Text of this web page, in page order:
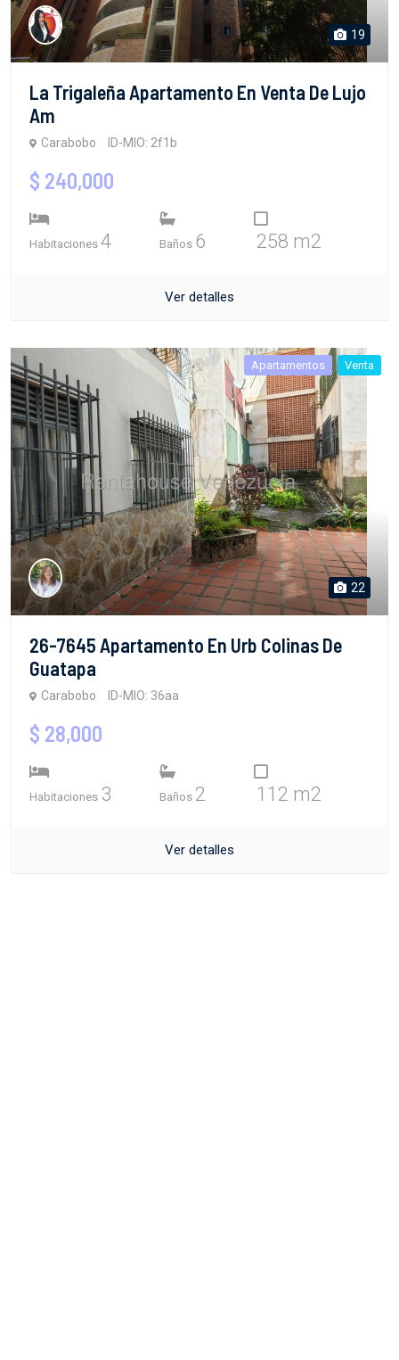
19
La Trigaleña Apartamento En Venta De Lujo
Am
Carabobo ID-MIO: 2f1b
$ 240,000
Habitaciones 4 Baños 6 258 m2
Ver detalles
Apartamentos Venta
22
26-7645 Apartamento En Urb Colinas De
Guatapa
Carabobo ID-MIO: 36aa
$ 28,000
Habitaciones 3 Baños 2 112 m2
Ver detalles